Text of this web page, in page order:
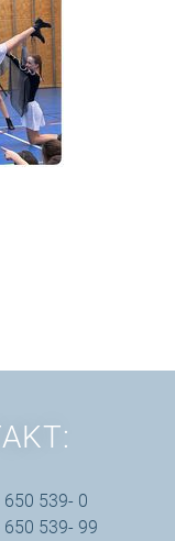
539- 0
650 539- 99